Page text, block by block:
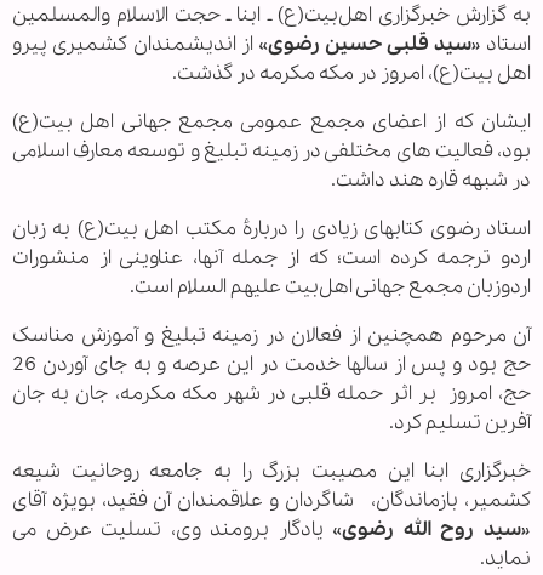
به گزارش خبرگزاری اهل‌بیت(ع) ـ ابنا ـ حجت الاسلام والمسلمین
استاد «سید قلبی حسین رضوی» از اندیشمندان کشمیری پیرو
اهل بیت(ع)، امروز در مکه مکرمه در گذشت.
ایشان که از اعضای مجمع عمومی مجمع جهانی اهل بیت(ع)
بود، فعالیت های مختلفی در زمینه تبلیغ و توسعه معارف اسلامی
در شبهه قاره هند داشت.
استاد رضوی کتابهای زیادی را دربارۀ مکتب اهل بیت(ع) به زبان
اردو ترجمه کرده است؛ که از جمله آنها، عناوینی از منشورات
اردوزبان مجمع جهانی اهل‌بیت علیهم السلام است.
آن مرحوم همچنین از فعالان در زمینه تبلیغ و آموزش مناسک
حج بود و پس از سالها خدمت در این عرصه و به جای آوردن 26
حج، امروز بر اثر حمله قلبی در شهر مکه مکرمه، جان به جان
آفرین تسلیم کرد.
خبرگزاری ابنا این مصیبت بزرگ را به جامعه روحانیت شیعه
کشمیر، بازماندگان، شاگردان و علاقمندان آن فقید، بویژه آقای
«سید روح الله رضوی» یادگار برومند وی، تسلیت عرض می
نماید.